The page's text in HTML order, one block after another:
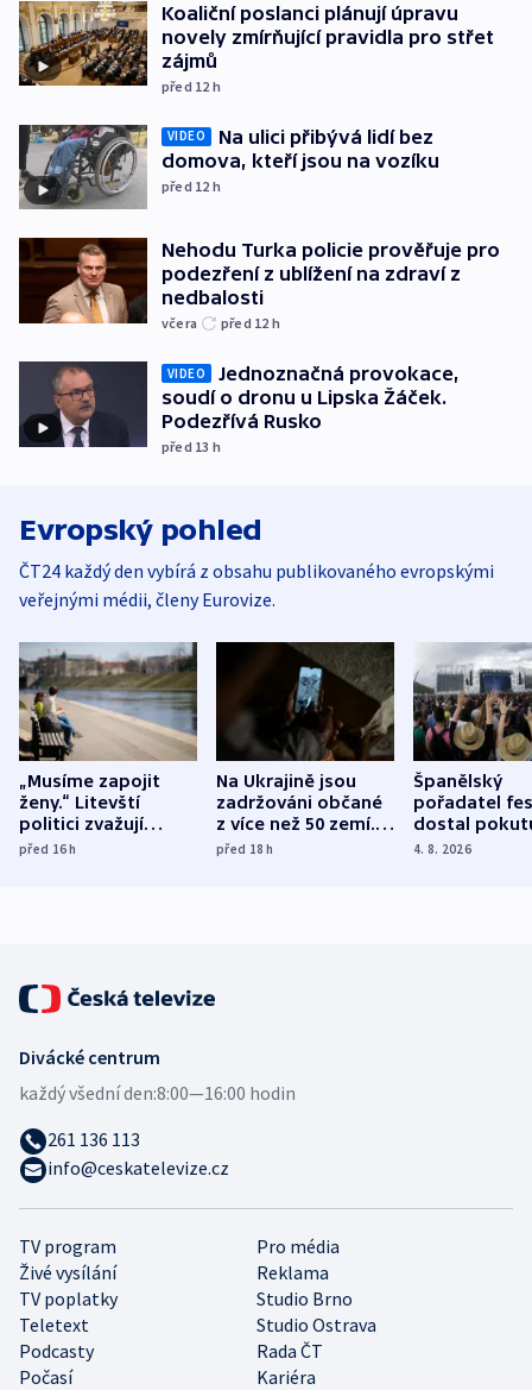
Koaliční poslanci plánují úpravu
novely zmírňující pravidla pro střet
zájmů
před 12 h
VIDEO
Na ulici přibývá lidí bez
domova, kteří jsou na vozíku
před 12 h
Nehodu Turka policie prověřuje pro
podezření z ublížení na zdraví z
nedbalosti
včera před 12 h
VIDEO
Jednoznačná provokace,
soudí o dronu u Lipska Žáček.
Podezřívá Rusko
před 13 h
Evropský pohled
ČT24 každý den vybírá z obsahu publikovaného evropskými
veřejnými médii, členy Eurovize.
„Musíme zapojit
ženy.“ Litevští
politici zvažují
dohodu o
před 16h
Na Ukrajině jsou
zadržováni občané
z více než 50 zemí.
Bojovali na straně
před 18h
Španělský
pořadatel
dostal
nekalé
4. 8. 2026
TV program
Pro média
Živé vysílání
Reklama
TV poplatky
Studio Brno
Teletext
Studio Ostrava
Podcasty
Rada ČT
Počasí
Kariéra
Divácké centrum
každý všední den:8:00—16:00 hodin
261 136 113
info@ceskatelevize.cz